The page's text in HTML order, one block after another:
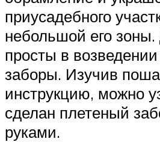
приусадебного
небольшой его
просты в
заборы. Изучив
инструкцию, можно
сделан плетеный
руками.